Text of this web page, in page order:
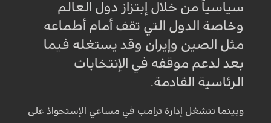
سياسياً من خلال إبتزاز دول العالم
وخاصة الدول التي تقف أمام أطماعه
مثل الصين وإيران وقد يستغله فيما
بعد لدعم موقفه في الإنتخابات
الرئاسية القادمة.
وبينما تنشغل إدارة ترامب في مساعي الإستحواذ على